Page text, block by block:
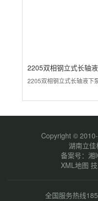
2205双相钢立式长轴
2205双相钢立式长轴液下
Copyright ©
湖南立
备案号： 湘
XML地图
全国服务热线